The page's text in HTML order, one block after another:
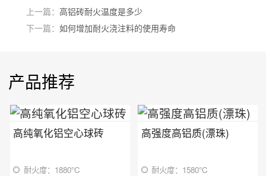
上一篇： 高铝砖耐火温度是多少
下一篇： 如何增加耐火浇注料的使用寿命
产品推荐
高纯氧化铝空心球砖
耐火度：1880℃
高强度高铝质(漂珠)
耐火度：1580℃